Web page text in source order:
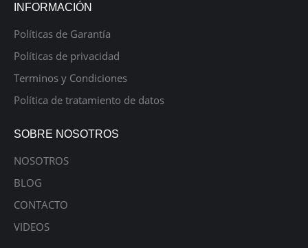
INFORMACIÓN
Políticas de Garantía
Políticas de privacidad
Terminos y Condiciones
Política de tratamiento de datos
SOBRE NOSOTROS
NOSOTROS
BLOG
CONTACTO
VIDEOS